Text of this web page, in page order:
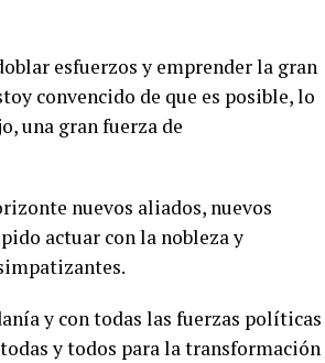
esfuerzos y emprender la gran
convencido de que es posible, lo
una gran fuerza de
nuevos aliados, nuevos
actuar con la nobleza y
y con todas las fuerzas políticas
y todos para la transformación